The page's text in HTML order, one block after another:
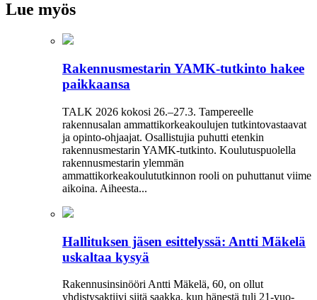
Lue myös
Rakennusmestarin YAMK-tutkinto hakee
paikkaansa
TALK 2026 kokosi 26.–27.3. Tampereelle
rakennusalan ammattikorkeakoulujen tutkintovastaavat
ja opinto-ohjaajat. Osallistujia puhutti etenkin
rakennusmestarin YAMK-tutkinto. Koulutuspuolella
rakennusmestarin ylemmän
ammattikorkeakoulututkinnon rooli on puhuttanut viime
­aikoina. ­Aiheesta...
Hallituksen jäsen esittelyssä: Antti Mäkelä
uskaltaa kysyä
Rakennusinsinööri Antti Mäkelä, 60, on ollut
yhdistysaktiivi siitä saakka, kun hänestä tuli 21-vuo­